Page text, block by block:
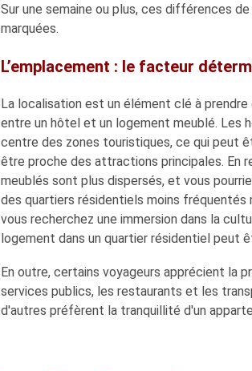
Sur une semaine ou plus, ces différences
marquées.
L’emplacement : le facteur
La localisation est un élément clé à
entre un hôtel et un logement meublé. Les
centre des zones touristiques, ce qui peut
être proche des attractions principales. En
meublés sont plus dispersés, et vous
des quartiers résidentiels moins fréquentés
vous recherchez une immersion dans la
logement dans un quartier résidentiel peut
En outre, certains voyageurs apprécient la
services publics, les restaurants et les
d'autres préfèrent la tranquillité d'un